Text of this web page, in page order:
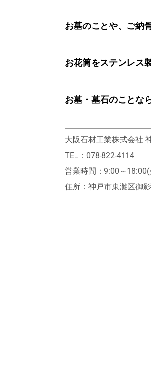
お墓のことや、ご納
お花筒をステンレス
お墓・墓石のことな
大阪石材工業株式会社
TEL：078-822-4114
営業時間：9:00～
住所：神戸市東灘区御影